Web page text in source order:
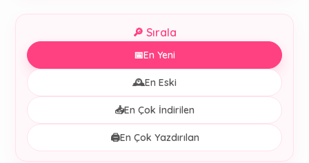
🔎 Sırala
📅En Yeni
🕰️En Eski
📥En Çok İndirilen
🖨️En Çok Yazdırılan